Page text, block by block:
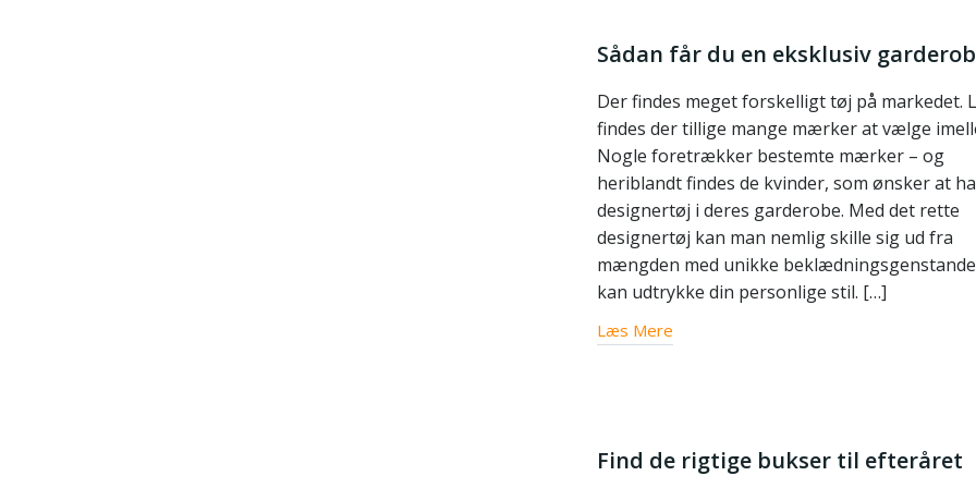
Sådan får du en eksklusiv
Der findes meget forskelligt tøj på markedet.
findes der tillige mange mærker at vælge
Nogle foretrækker bestemte mærker – og
heriblandt findes de kvinder, som ønsker at
designertøj i deres garderobe. Med det rette
designertøj kan man nemlig skille sig ud fra
mængden med unikke
kan udtrykke din personlige stil. […]
Læs Mere
Find de rigtige bukser til efteråret